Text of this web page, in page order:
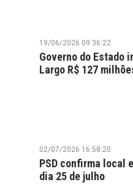
19/06/2026 09:36:22
Governo do Estado
Largo R$ 127
02/07/2026 16:58:20
PSD confirma local
dia 25 de julho